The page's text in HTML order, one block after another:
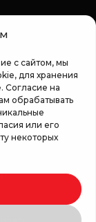
с сайтом, мы
для хранения
Согласие на
обрабатывать
или его
некоторых
vis»